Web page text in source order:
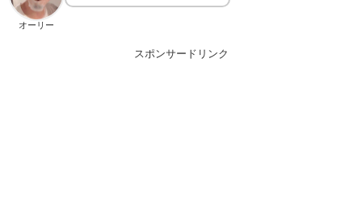
オーリー
スポンサードリンク